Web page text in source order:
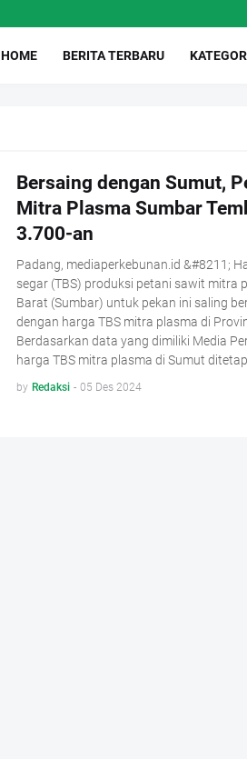
HOME BERITA TERBARU
Bersaing dengan Sumut,
Mitra Plasma Sumbar
3.700-an
Padang, mediaperkebunan.id &#8211;
segar (TBS) produksi petani sawit mitra
Barat (Sumbar) untuk pekan ini saling
dengan harga TBS mitra plasma di
Berdasarkan data yang dimiliki Media
harga TBS mitra plasma di Sumut
by Redaksi - 05 Des 2024